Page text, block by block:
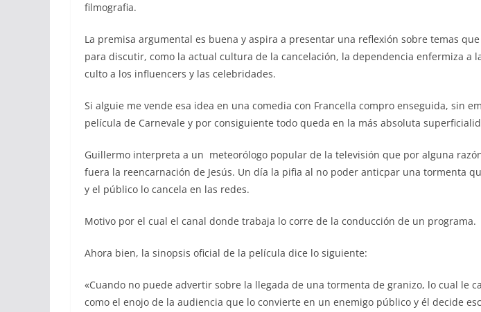
filmografia.
La premisa argumental es buena y aspira a presentar una reflexión sobre temas
para discutir, como la actual cultura de la cancelación, la dependencia enfermiza a
culto a los influencers y las celebridades.
Si alguie me vende esa idea en una comedia con Francella compro enseguida, sin
película de Carnevale y por consiguiente todo queda en la más absoluta
Guillermo interpreta a un meteorólogo popular de la televisión que por alguna
fuera la reencarnación de Jesús. Un día la pifia al no poder anticpar una tormenta
y el público lo cancela en las redes.
Motivo por el cual el canal donde trabaja lo corre de la conducción de un programa.
Ahora bien, la sinopsis oficial de la película dice lo siguiente:
«Cuando no puede advertir sobre la llegada de una tormenta de granizo, lo cual le
como el enojo de la audiencia que lo convierte en un enemigo público y él decide